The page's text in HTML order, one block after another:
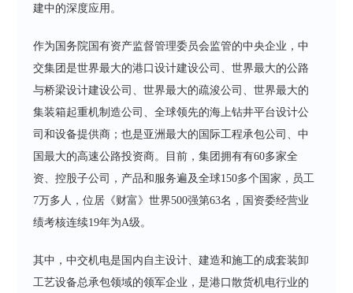
建中的深度应用‌。
作为国务院国有资产监督管理委员会监管的中央企业，中
交集团是世界最大的港口设计建设公司、世界最大的公路
与桥梁设计建设公司、世界最大的疏浚公司、世界最大的
集装箱起重机制造公司、全球领先的海上钻井平台设计公
司和设备提供商；也是亚洲最大的国际工程承包公司、中
国最大的高速公路投资商。目前，集团拥有有60多家全
资、控股子公司，产品和服务遍及全球150多个国家，员工
7万多人，位居《财富》世界500强第63名，国资委经营业
绩考核连续19年为A级。
其中，中交机电是国内自主设计、建造和施工的成套装卸
工艺设备总承包领域的领军企业，是港口散货机电行业的